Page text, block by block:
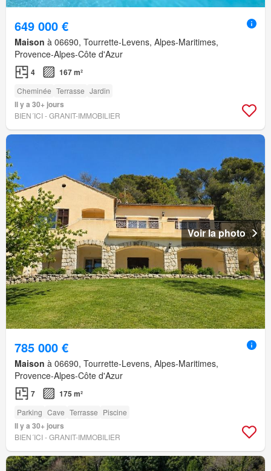
649 000 €
Maison à 06690, Tourrette-Levens, Alpes-Maritimes,
Provence-Alpes-Côte d'Azur
4 167 m²
Cheminée Terrasse Jardin
Il y a 30+ jours
BIEN´ICI - GRANIT-IMMOBILIER
Voir la photo
785 000 €
Maison à 06690, Tourrette-Levens, Alpes-Maritimes,
Provence-Alpes-Côte d'Azur
7 175 m²
Parking Cave Terrasse Piscine
Il y a 30+ jours
BIEN´ICI - GRANIT-IMMOBILIER